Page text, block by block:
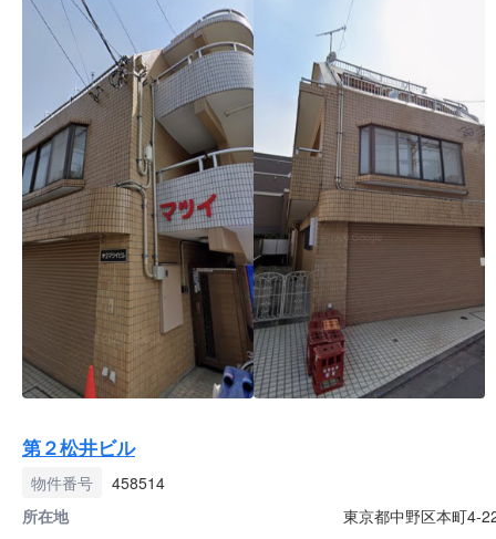
第２松井ビル
物件番号
458514
所在地
東京都中野区本町4-